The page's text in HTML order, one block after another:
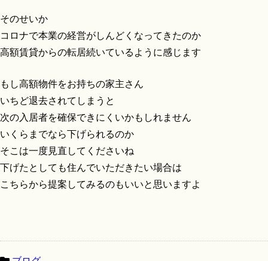
そのせいか
コロナで本業の経営がしんどくなってきたのか
高額賃貸からの転居続いているように感じます
もし高額物件をお持ちの家主さん
いちど退去されてしまうと
次の入居者を確保できにくいかもしれません
いくらまでなら下げられるのか
そこは一度見直してくださいね
下げたとしても住んでいただきたい場合は
こちらから提案してみるのもいいと思いますよ